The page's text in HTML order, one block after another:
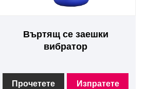
Въртящ се заешки
вибратор
Прочетете
Изпратете